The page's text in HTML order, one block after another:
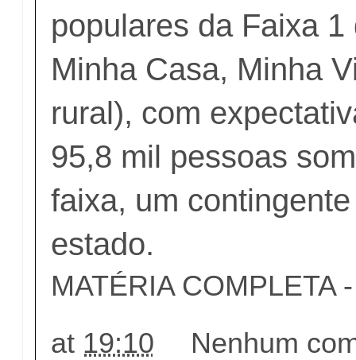
populares da Faixa
Minha Casa, Minha
rural), com
95,8 mil pessoas
faixa, um
estado.
MATÉRIA COMPLETA
at 19:10 Nenhum